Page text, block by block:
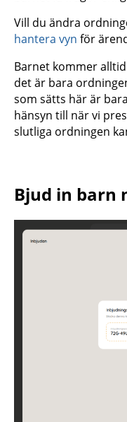
Vill du ändra
hantera vyn för
Barnet kommer
det är bara
som sätts här är
hänsyn till när vi
slutliga ordningen
Bjud in barn